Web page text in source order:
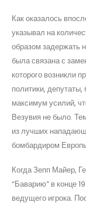
Как оказалось
указывал на
образом задержать
была связана с
которого возникли
политики,
максимум усилий,
Везувия не было.
из лучших
бомбардиром
Когда Зепп Майер,
“Баварию” в конце
ведущего игрока.